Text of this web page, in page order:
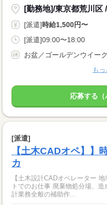
[勤務地]/東京都荒川区
[派遣]時給1,500円〜
[派遣]09:00〜18:00
も
応募する（
[派遣]
【土木CADオペ】】
カ
【土木設計CADオペレーター
トでのお仕事 廃棄物処分場、
計業務全般の補助作...